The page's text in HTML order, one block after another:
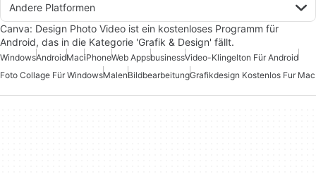
Andere Platformen
Canva: Design Photo Video ist ein kostenloses Programm für
Android, das in die Kategorie 'Grafik & Design' fällt.
WindowsAndroidMaciPhoneWeb AppsbusinessVideo-Klingelton Für Android
Foto Collage Für WindowsMalenBildbearbeitungGrafikdesign Kostenlos Fur Mac